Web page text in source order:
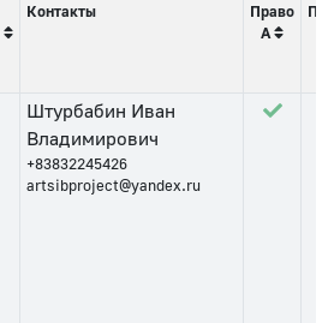
Контакты
Право
А
Штурбабин Иван
Владимирович
+83832245426
artsibproject@yandex.ru